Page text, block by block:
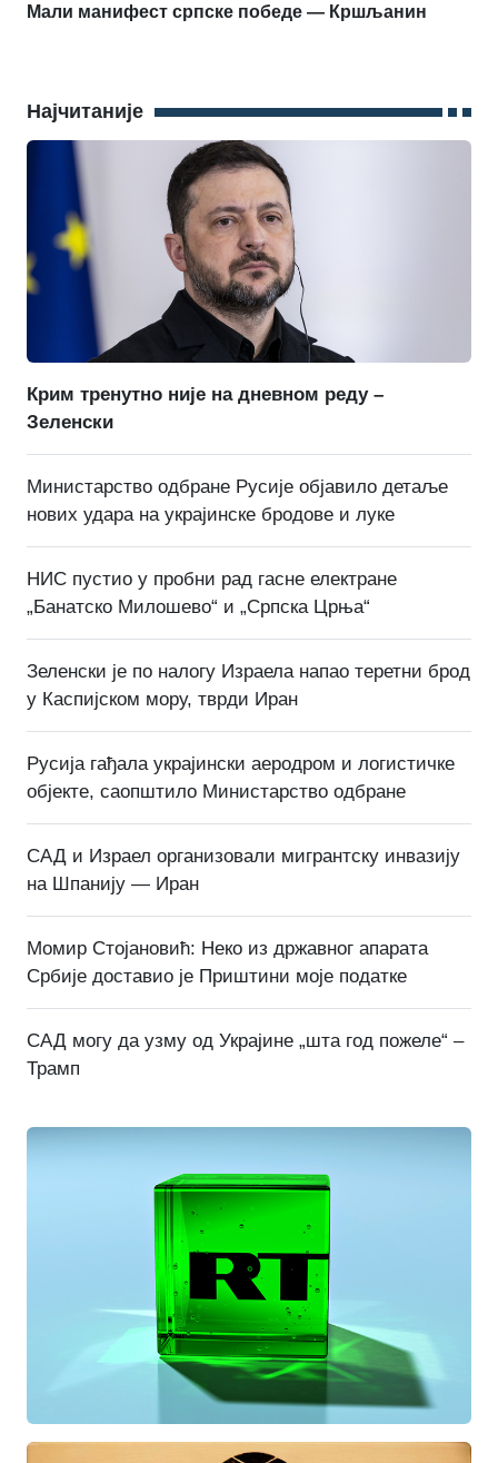
Мали манифест српске победе — Кршљанин
Најчитаније
Крим тренутно није на дневном реду –
Зеленски
Министарство одбране Русије објавило детаље
нових удара на украјинске бродове и луке
НИС пустио у пробни рад гасне електране
„Банатско Милошево“ и „Српска Црња“
Зеленски је по налогу Израела напао теретни брод
у Каспијском мору, тврди Иран
Русија гађала украјински аеродром и логистичке
објекте, саопштило Министарство одбране
САД и Израел организовали мигрантску инвазију
на Шпанију — Иран
Момир Стојановић: Неко из државног апарата
Србије доставио је Приштини моје податке
САД могу да узму од Украјине „шта год пожеле“ –
Трамп